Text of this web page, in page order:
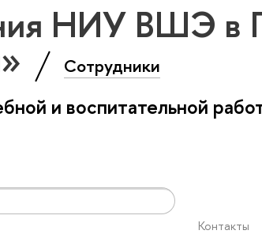
НИУ ВШЭ в
Сотрудники
и воспитательной
Контакты